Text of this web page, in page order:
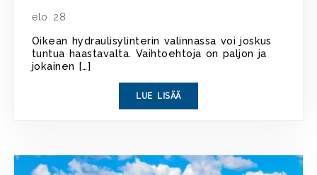
elo 28
Oikean hydraulisylinterin valinnassa voi joskus
tuntua haastavalta. Vaihtoehtoja on paljon ja
jokainen […]
LUE LISÄÄ